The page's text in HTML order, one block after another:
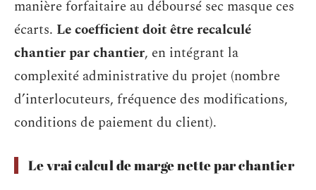
manière forfaitaire au déboursé sec masque ces
écarts. Le coefficient doit être recalculé
chantier par chantier, en intégrant la
complexité administrative du projet (nombre
d’interlocuteurs, fréquence des modifications,
conditions de paiement du client).
Le vrai calcul de marge nette par chantier